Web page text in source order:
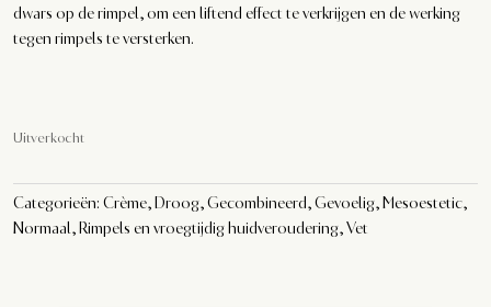
dwars op de rimpel, om een liftend effect te verkrijgen en de werking
tegen rimpels te versterken.
Uitverkocht
Categorieën: Crème, Droog, Gecombineerd, Gevoelig, Mesoestetic,
Normaal , Rimpels en vroegtijdig huidveroudering, Vet